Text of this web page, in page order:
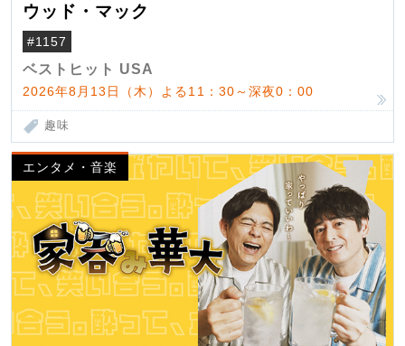
ウッド・マック
#1157
ベストヒット USA
2026年8月13日（木）よる11：30～深夜0：00
趣味
エンタメ・音楽